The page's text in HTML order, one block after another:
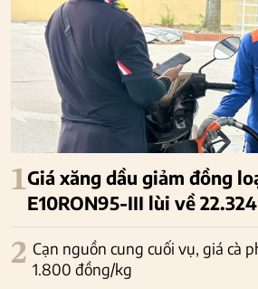
1Giá xăng dầu giảm đồng
E10RON95-III lùi về
2 Cạn nguồn cung cuối vụ, giá cà
1.800 đồng/kg